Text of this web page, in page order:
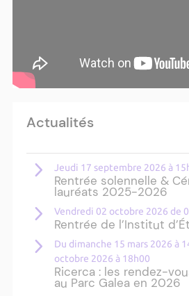
Actualités
Jeudi 17 septembre 2026 à
Rentrée solennelle &
lauréats 2025-2026
Vendredi 02 octobre 2026 de
Rentrée de l’Institut
Du dimanche 15 mars 2026 à
octobre 2026 à 18h00
Ricerca : les rendez-
au Parc Galea en 2026